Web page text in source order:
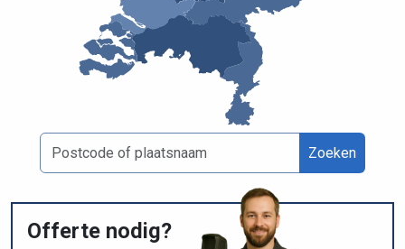
Zoeken
Offerte nodig?